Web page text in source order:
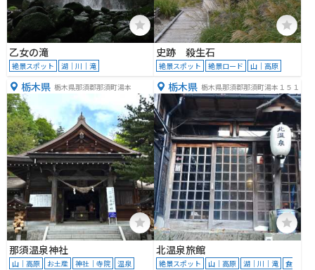
乙女の滝
絶景スポット 湖｜川｜滝
史跡 殺生石
絶景スポット 絶景ロード 山｜高原
栃木県 栃木県那須郡那須町湯本
那須温泉神社
山｜高原 お土産 神社｜寺院 温泉
栃木県 栃木県那須郡那須町湯本１５１
北温泉旅館
絶景スポット 山｜高原 湖｜川｜滝
食